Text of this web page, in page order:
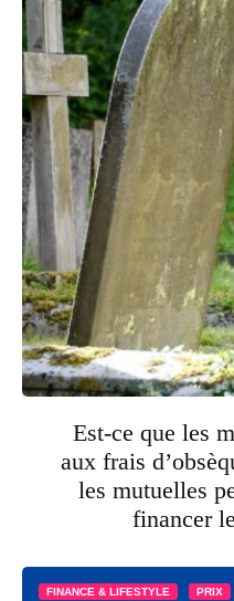
Est-ce que les
aux frais
les mutuelles
financer
FINANCE & LIFESTYLE PRIX